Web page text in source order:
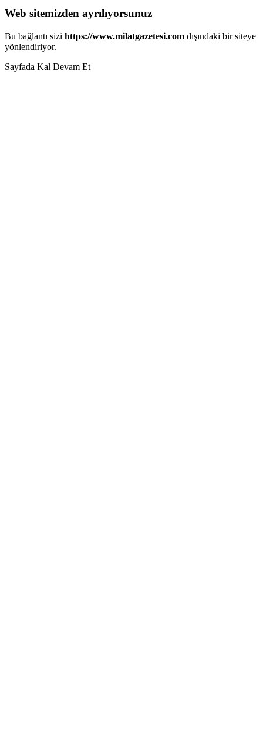
Web sitemizden ayrılıyorsunuz
Bu bağlantı sizi https://www.milatgazetesi.com dışındaki bir siteye
yönlendiriyor.
Sayfada Kal Devam Et